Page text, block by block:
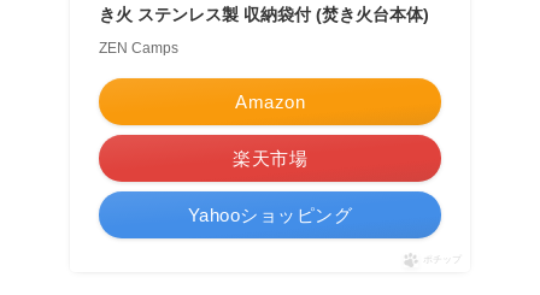
き火 ステンレス製 収納袋付 (焚き火台本体)
ZEN Camps
Amazon
楽天市場
Yahooショッピング
ポチップ